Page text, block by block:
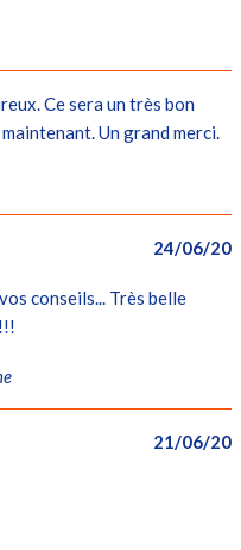
Ce sera un très bon
Un grand merci.
24/06/20
conseils... Très belle
21/06/20